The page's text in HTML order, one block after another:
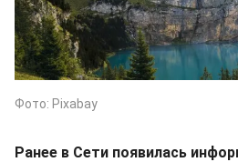
Фото: Pixabay
Ранее в Сети появилась